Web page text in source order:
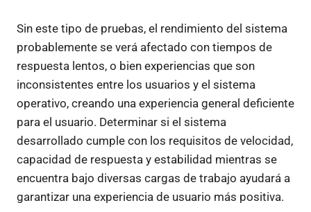
Sin este tipo de pruebas, el rendimiento del sistema
probablemente se verá afectado con tiempos de
respuesta lentos, o bien experiencias que son
inconsistentes entre los usuarios y el sistema
operativo, creando una experiencia general deficiente
para el usuario. Determinar si el sistema
desarrollado cumple con los requisitos de velocidad,
capacidad de respuesta y estabilidad mientras se
encuentra bajo diversas cargas de trabajo ayudará a
garantizar una experiencia de usuario más positiva.